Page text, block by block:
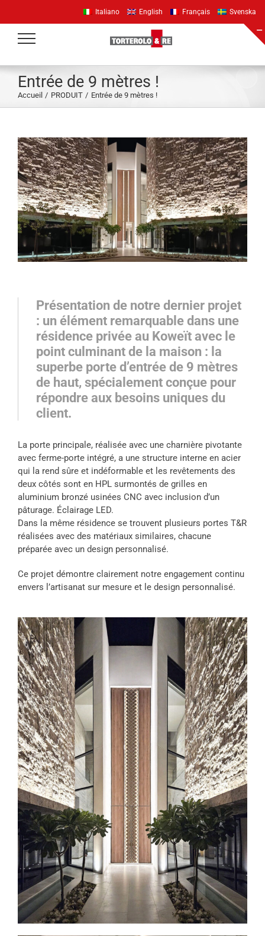
contenu
Entrée de 9 mètres !
Accueil PRODUIT Entrée de 9 mètres !
Présentation de notre dernier projet
: un élément remarquable dans une
résidence privée au Koweït avec le
point culminant de la maison : la
superbe porte d’entrée de 9 mètres
de haut, spécialement conçue pour
répondre aux besoins uniques du
client.
La porte principale, réalisée avec une charnière pivotante
avec ferme-porte intégré, a une structure interne en acier
qui la rend sûre et indéformable et les revêtements des
deux côtés sont en HPL surmontés de grilles en
aluminium bronzé usinées CNC avec inclusion d’un
pâturage. Éclairage LED.
Dans la même résidence se trouvent plusieurs portes T&R
réalisées avec des matériaux similaires, chacune
préparée avec un design personnalisé.
Ce projet démontre clairement notre engagement continu
envers l’artisanat sur mesure et le design personnalisé.
Italiano English Français Svenska